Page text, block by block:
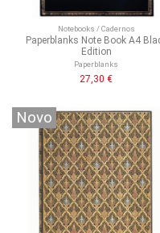
Notebooks / Cadernos
Paperblanks Note Book A4
Edition
Paperblanks
27,30 €
Novo